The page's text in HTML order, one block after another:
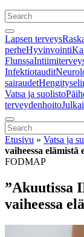
Lapsen terveys
perheHyvinvointi
Flunssa
Infektiotaudit
sairaudet
Vatsa ja suolisto
terveydenhoito
Etusivu » Vatsa ja
vaiheessa elämistä
FODMAP
”Akuutissa
vaiheessa